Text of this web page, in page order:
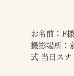
お名前：F様
撮影場所：
式 当日ス